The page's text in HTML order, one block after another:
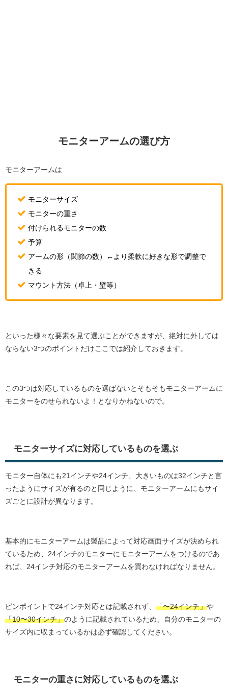
モニターアームの選び方
モニターアームは
モニターサイズ
モニターの重さ
付けられるモニターの数
予算
アームの形（関節の数）←より柔軟に好きな形で調整で
きる
マウント方法（卓上・壁等）
といった様々な要素を見て選ぶことができますが、絶対に外しては
ならない3つのポイントだけここでは紹介しておきます。
この3つは対応しているものを選ばないとそもそもモニターアームに
モニターをのせられないよ！となりかねないので。
モニターサイズに対応しているものを選ぶ
モニター自体にも21インチや24インチ、大きいものは32インチと言
ったようにサイズが有るのと同じように、モニターアームにもサイ
ズごとに設計が異なります。
基本的にモニターアームは製品によって対応画面サイズが決められ
ているため、24インチのモニターにモニターアームをつけるのであ
れば、24インチ対応のモニターアームを買わなければなりません。
ピンポイントで24インチ対応とは記載されず、 「〜24インチ」や
「10〜30インチ」のように記載されているため、自分のモニターの
サイズ内に収まっているかは必ず確認してください。
モニターの重さに対応しているものを選ぶ